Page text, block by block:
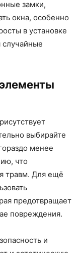
замки,
окна, особенно
в установке
случайные
выбирайте
менее
что
травм. Для ещё
предотвращает
повреждения.
и